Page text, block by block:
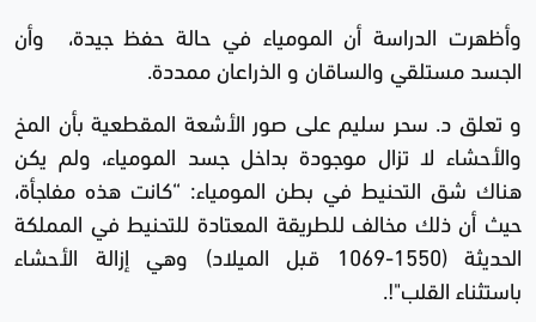
وأظهرت الدراسة أن المومياء في حالة حفظ جيدة، وأن
الجسد مستلقي والساقان و الذراعان ممددة.
و تعلق د. سحر سليم على صور الأشعة المقطعية بأن المخ
والأحشاء لا تزال موجودة بداخل جسد المومياء، ولم يكن
هناك شق التحنيط في بطن المومياء: “كانت هذه مفاجأة،
حيث أن ذلك مخالف للطريقة المعتادة للتحنيط في المملكة
الحديثة (1550-1069 قبل الميلاد) وهي إزالة الأحشاء
باستثناء القلب"!.